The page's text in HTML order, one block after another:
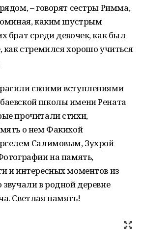
– говорят сестры Римма,
каким шустрым
брат среди девочек, как был
как стремился хорошо учиться
своими вступлениями
школы имени Рената
прочитали стихи,
о нем Факихой
Салимовым, Зухрой
на память,
и интересных моментов из
в родной деревне
Светлая память!